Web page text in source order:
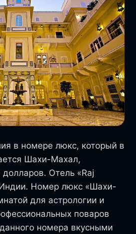
в номере люкс, который в
Шахи-Махал,
Отель «Raj
Индии. Номер люкс «Шахи-
для астрологии и
поваров
номера вкусными